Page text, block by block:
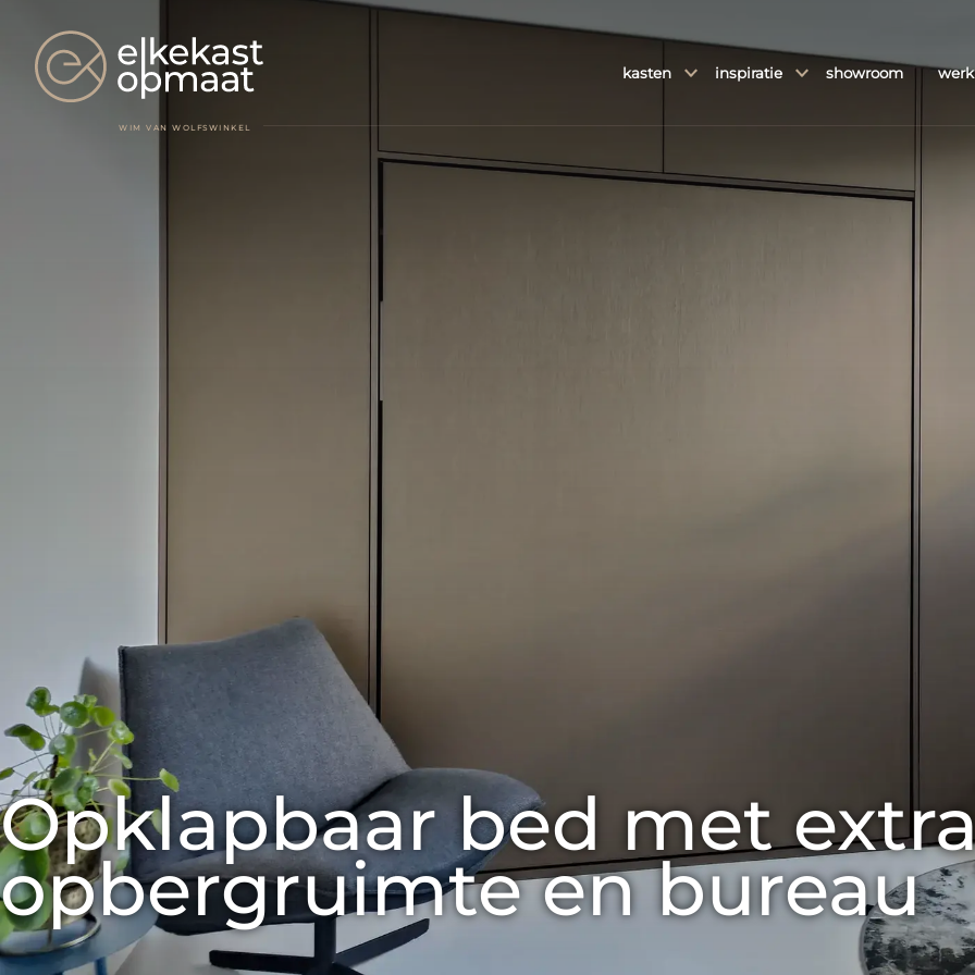
WIM VAN WOLFSWINKEL
kasten inspiratie showroom
Opklapbaar bed met
opbergruimte en bureau